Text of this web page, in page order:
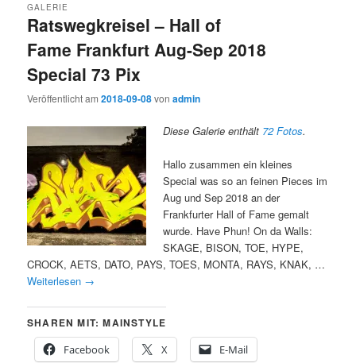
Ratswegkreisel – Hall of
Fame Frankfurt Aug-Sep 2018
Special 73 Pix
GALERIE
Veröffentlicht am2018-09-08vonadmin
Diese Galerie enthält 72 Fotos.
Hallo zusammen ein kleines
Special was so an feinen Pieces im
Aug und Sep 2018 an der
Frankfurter Hall of Fame gemalt
wurde. Have Phun! On da Walls:
SKAGE, BISON, TOE, HYPE,
CROCK, AETS, DATO, PAYS, TOES, MONTA, RAYS, KNAK, …
Weiterlesen →
SHAREN MIT: MAINSTYLE
Facebook
X E-Mail